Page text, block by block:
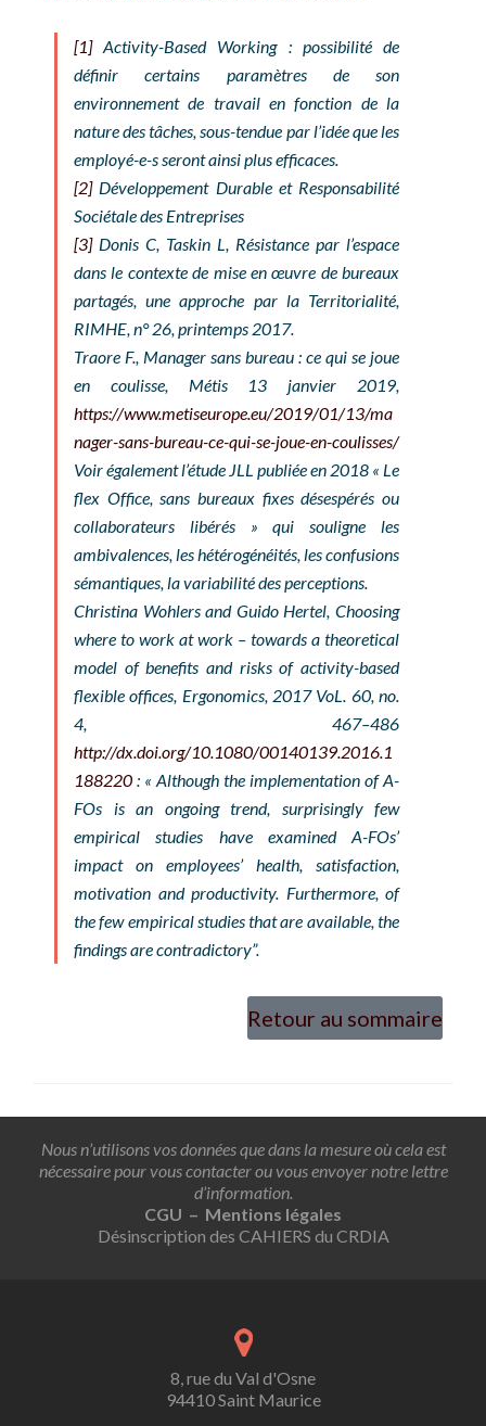
[1]Activity-Based Working : possibilité de
définir certains paramètres de son
environnement de travail en fonction de la
nature des tâches, sous-tendue par l’idée que les
employé-e-s seront ainsi plus efficaces.
[2]Développement Durable et Responsabilité
Sociétale des Entreprises
[3]Donis C, Taskin L, Résistance par l’espace
dans le contexte de mise en œuvre de bureaux
partagés, une approche par la Territorialité,
RIMHE, n° 26, printemps 2017.
Traore F., Manager sans bureau : ce qui se joue
en coulisse, Métis 13 janvier 2019,
https://www.metiseurope.eu/2019/01/13/ma
nager-sans-bureau-ce-qui-se-joue-en-coulisses/
Voir également l’étude JLL publiée en 2018 « Le
flex Office, sans bureaux fixes désespérés ou
collaborateurs libérés » qui souligne les
ambivalences, les hétérogénéités, les confusions
sémantiques, la variabilité des perceptions.
Christina Wohlers and Guido Hertel, Choosing
where to work at work – towards a theoretical
model of benefits and risks of activity-based
flexible offices, Ergonomics, 2017 VoL. 60, no.
4, 467–486
http://dx.doi.org/10.1080/00140139.2016.1
188220 : « Although the implementation of A-
FOs is an ongoing trend, surprisingly few
empirical studies have examined A-FOs’
impact on employees’ health, satisfaction,
motivation and productivity. Furthermore, of
the few empirical studies that are available, the
findings are contradictory”.
Retour au sommaire
Nous n’utilisons vos données que dans la mesure où cela est
nécessaire pour vous contacter ou vous envoyer notre lettre
d’information.
CGU – Mentions légales
Désinscription des CAHIERS du CRDIA
8, rue du Val d'Osne
94410 Saint Maurice